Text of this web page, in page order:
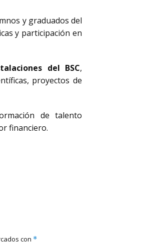
y graduados del
y participación en
del BSC,
proyectos de
de talento
financiero.
con *